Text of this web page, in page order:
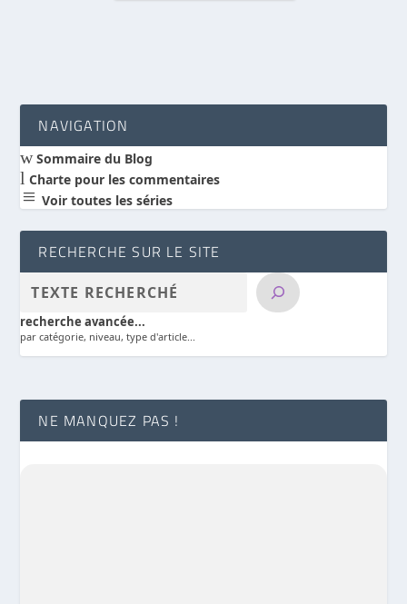
NAVIGATION
wSommaire du Blog
l Charte pour les commentaires
a Voir toutes les séries
RECHERCHE SUR LE SITE
recherche avancée...
par catégorie, niveau, type d'article...
NE MANQUEZ PAS !